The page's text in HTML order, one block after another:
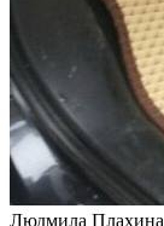
Людмила Плахина